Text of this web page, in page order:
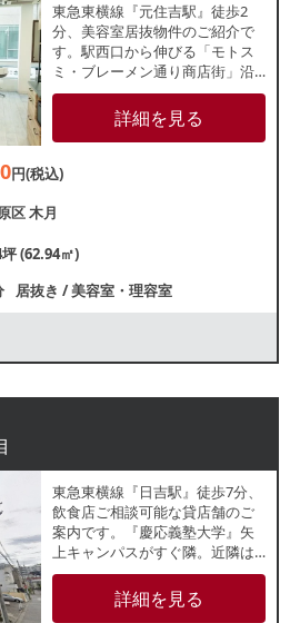
東急東横線『元住吉駅』徒歩2
分、美容室居抜物件のご紹介で
す。駅西口から伸びる「モトス
ミ・ブレーメン通り商店街」沿
いの視認性良好な角地ビル2階店
舗！空中階ですがガラス面大き
く宣伝効果が期待できます。住
リー層まで人気の駅ですので、
条件等、お気軽にお問合せくだ
詳細を見る
円(税込)
区木月
(62.94㎡)
居抜き /美容室・理容室
東急東横線『日吉駅』徒歩7分、
飲食店ご相談可能な貸店舗のご
案内です。『慶応義塾大学』矢
上キャンパスがすぐ隣。近隣は
住宅街で閑静。学生のための賃
貸物件が多く、学生の集客が期
待できます。シャワー、トイレ
詳細を見る